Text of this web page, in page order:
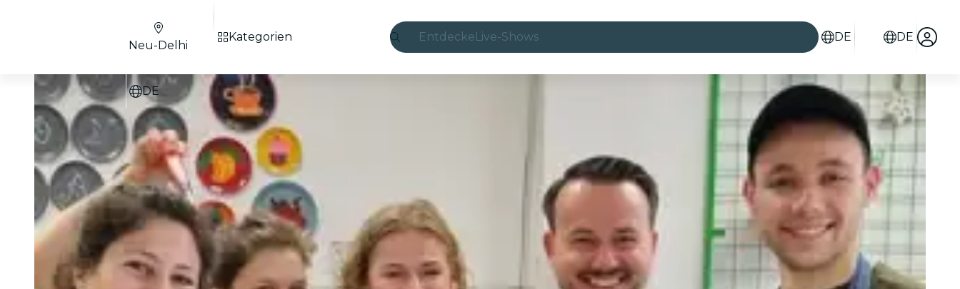
EntdeckeLive-Shows
Erlebnisse und Städte
DE DE
Neu-Delhi
DE
Kategorien